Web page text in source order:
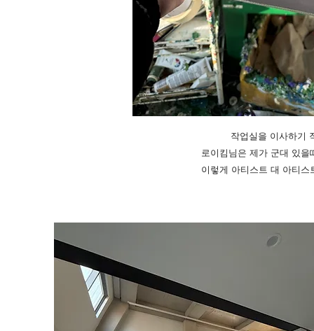
작업실을 이사하기
로이킴님은 제가 군대 있
이렇게 아티스트 대 아티